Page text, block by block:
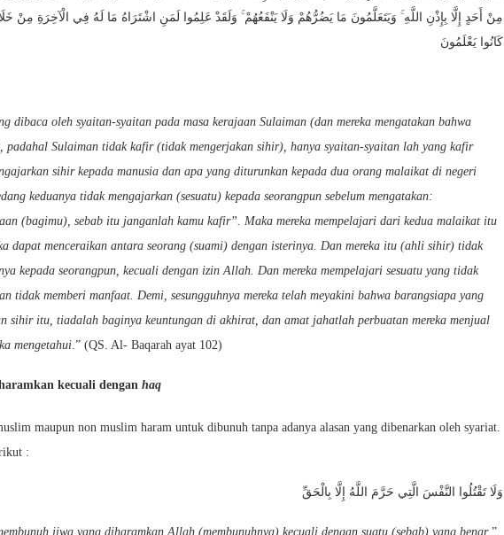
مِنْ أَحَدٍ إِلَّا بِإِذْنِ اللَّهِ ۚ وَيَتَعَلَّمُونَ مَا يَضُرُّهُمْ وَلَا يَنْفَعُهُمْ ۚ وَلَقَدْ عَلِمُوا لَمَنِ اشْتَرَاهُ مَا لَهُ فِي الْآخِرَةِ مِنْ
كَانُوا يَعْلَمُونَ
dibaca oleh syaitan-syaitan pada masa kerajaan Sulaiman (dan mereka mengatakan bahwa
padahal Sulaiman tidak kafir (tidak mengerjakan sihir), hanya syaitan-syaitan lah yang kafir
sihir kepada manusia dan apa yang diturunkan kepada dua orang malaikat di negeri
keduanya tidak mengajarkan (sesuatu) kepada seorangpun sebelum mengatakan:
(bagimu), sebab itu janganlah kamu kafir”. Maka mereka mempelajari dari kedua malaikat itu
dapat menceraikan antara seorang (suami) dengan isterinya. Dan mereka itu (ahli sihir) tidak
kepada seorangpun, kecuali dengan izin Allah. Dan mereka mempelajari sesuatu yang tidak
tidak memberi manfaat. Demi, sesungguhnya mereka telah meyakini bahwa barangsiapa yang
sihir itu, tiadalah baginya keuntungan di akhirat, dan amat jahatlah perbuatan mereka menjual
mengetahui.” (QS. Al- Baqarah ayat 102)
kecuali dengan haq
maupun non muslim haram untuk dibunuh tanpa adanya alasan yang dibenarkan oleh syariat.
:
وَلَا تَقْتُلُوا النَّفْسَ الَّتِي حَرَّمَ اللَّهُ إِلَّا بِالْحَقِّ
jiwa yang diharamkan Allah (membunuhnya) kecuali dengan suatu (sebab) yang benar.”